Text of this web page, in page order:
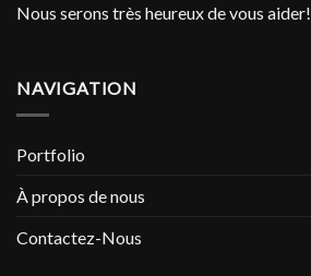
Nous serons très heureux de vous aider!
NAVIGATION
Portfolio
À propos de nous
Contactez-Nous